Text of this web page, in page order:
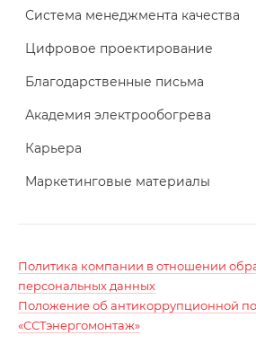
Система менеджмента качества
Цифровое проектирование
Благодарственные письма
Академия электрообогрева
Карьера
Маркетинговые материалы
Политика компании в отношении
персональных данных
Положение об антикоррупционной
«ССТэнергомонтаж»